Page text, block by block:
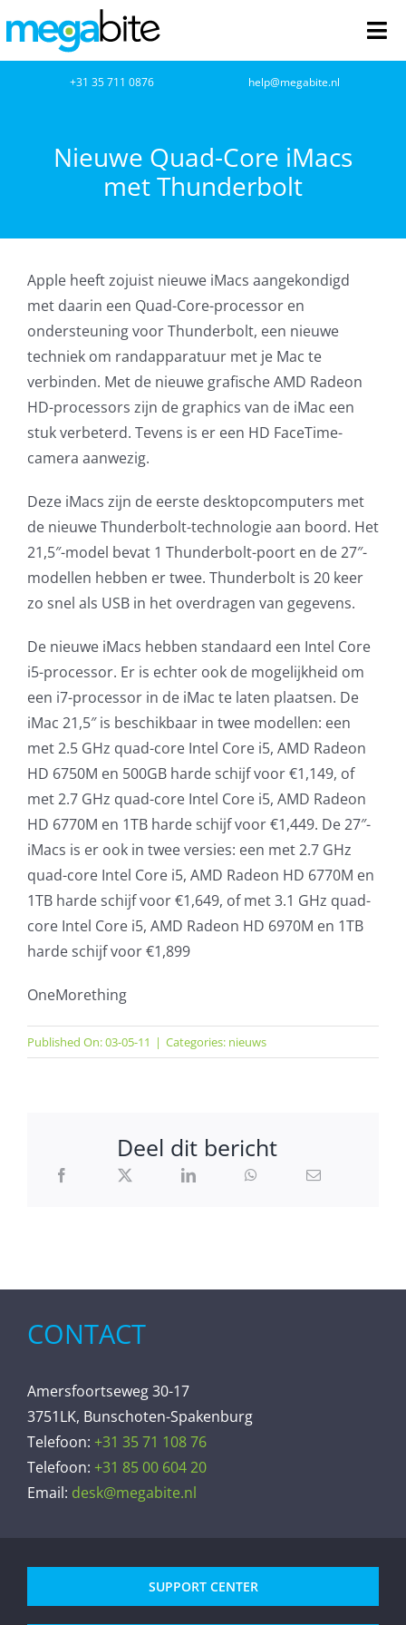
naar
inhoud
Netwerkbeheer
Cloud Computing
VOIP
Microsoft NCE
AVG
Glasvezelverbindingen
Microsoft software licenties
SLA overeenkomsten
Remote Help
WordPress SLA Contract
+31 35 711 0876 help@megabite.nl
Nieuwe Quad-Core iMacs
met Thunderbolt
Apple heeft zojuist nieuwe iMacs aangekondigd
met daarin een Quad-Core-processor en
ondersteuning voor Thunderbolt, een nieuwe
techniek om randapparatuur met je Mac te
verbinden. Met de nieuwe grafische AMD Radeon
HD-processors zijn de graphics van de iMac een
stuk verbeterd. Tevens is er een HD FaceTime-
camera aanwezig.
Deze iMacs zijn de eerste desktopcomputers met
de nieuwe Thunderbolt-technologie aan boord. Het
21,5″-model bevat 1 Thunderbolt-poort en de 27″-
modellen hebben er twee. Thunderbolt is 20 keer
zo snel als USB in het overdragen van gegevens.
De nieuwe iMacs hebben standaard een Intel Core
i5-processor. Er is echter ook de mogelijkheid om
een i7-processor in de iMac te laten plaatsen. De
iMac 21,5″ is beschikbaar in twee modellen: een
met 2.5 GHz quad-core Intel Core i5, AMD Radeon
HD 6750M en 500GB harde schijf voor €1,149, of
met 2.7 GHz quad-core Intel Core i5, AMD Radeon
HD 6770M en 1TB harde schijf voor €1,449. De 27″-
iMacs is er ook in twee versies: een met 2.7 GHz
quad-core Intel Core i5, AMD Radeon HD 6770M en
1TB harde schijf voor €1,649, of met 3.1 GHz quad-
core Intel Core i5, AMD Radeon HD 6970M en 1TB
harde schijf voor €1,899
OneMorething
Published On: 03-05-11 | Categories: nieuws
Deel dit bericht
CONTACT
Amersfoortseweg 30-17
3751LK, Bunschoten-Spakenburg
Telefoon: +31 35 71 108 76
Telefoon: +31 85 00 604 20
Email: desk@megabite.nl
SUPPORT CENTER